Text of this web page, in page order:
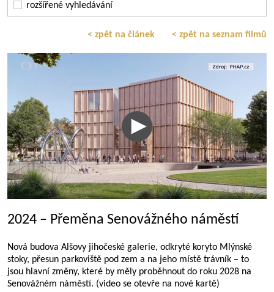
rozšířené vyhledávání
< zpět na článek < zpět na seznam filmů
2024 – Přeměna Senovážného náměstí
Nová budova Alšovy jihočeské galerie, odkryté koryto Mlýnské
stoky, přesun parkoviště pod zem a na jeho místě trávník – to
jsou hlavní změny, které by měly proběhnout do roku 2028 na
Senovážném náměstí. (video se otevře na nové kartě)